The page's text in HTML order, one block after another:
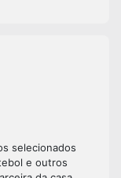
selecionados
e outros